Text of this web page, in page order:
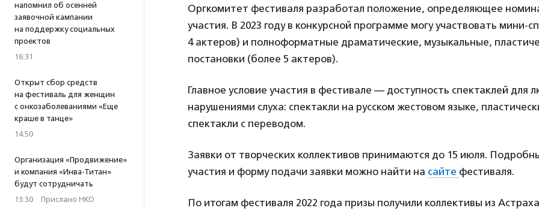
напомнил об осенней
заявочной кампании
на поддержку социальных
проектов
16:31
Открыт сбор средств
на фестиваль для женщин
с онкозаболеваниями «Еще
краше в танце»
14:50
Организация «Продвижение»
и компания «Инва-Титан»
будут сотрудничать
13:30 · Прислано НКО
Оргкомитет фестиваля разработал положение, определяющее
участия. В 2023 году в конкурсной программе могу участвовать мини-
4 актеров) и полноформатные драматические, музыкальные,
постановки (более 5 актеров).
Главное условие участия в фестивале — доступность спектаклей для
нарушениями слуха: спектакли на русском жестовом языке,
спектакли с переводом.
Заявки от творческих коллективов принимаются до 15 июля.
участия и форму подачи заявки можно найти на сайте фестиваля.
По итогам фестиваля 2022 года призы получили коллективы из